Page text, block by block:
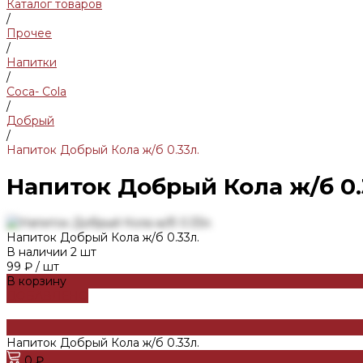
Каталог товаров
/
Прочее
/
Напитки
/
Coca- Cola
/
Добрый
/
Напиток Добрый Кола ж/б 0.33л.
Напиток Добрый Кола ж/б
Напиток Добрый Кола ж/б 0.33л.
В наличии 2 шт
99 ₽ / шт
В корзину
Напиток Добрый Кола ж/б 0.33л.